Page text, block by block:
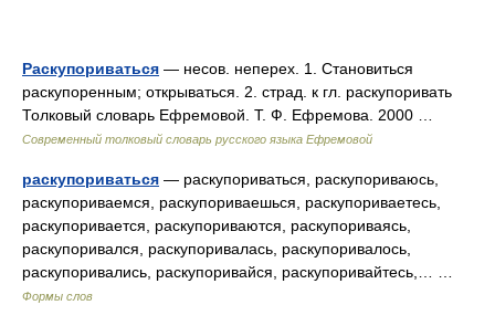
Раскупориваться — несов. неперех. 1. Становиться
раскупоренным; открываться. 2. страд. к гл. раскупоривать
Толковый словарь Ефремовой. Т. Ф. Ефремова. 2000 …
Современный толковый словарь русского языка Ефремовой
раскупориваться — раскупориваться, раскупориваюсь,
раскупориваемся, раскупориваешься, раскупориваетесь,
раскупоривается, раскупориваются, раскупориваясь,
раскупоривался, раскупоривалась, раскупоривалось,
раскупоривались, раскупоривайся, раскупоривайтесь,… …
Формы слов